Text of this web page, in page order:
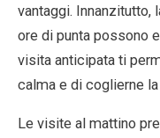
vantaggi.
ore di punta possono
visita anticipata ti
calma e di coglierne
Le visite al mattino